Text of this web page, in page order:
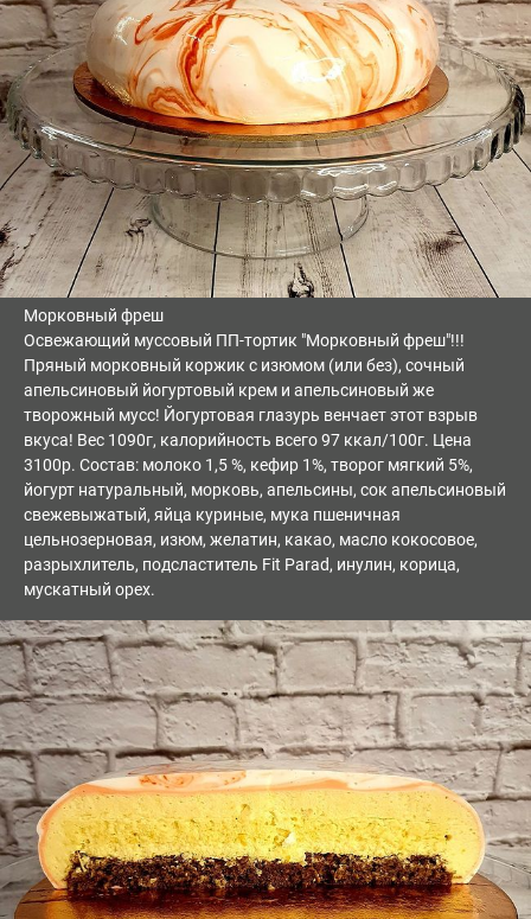
Морковный фреш
Освежающий муссовый ПП-тортик "Морковный фреш"!!!
Пряный морковный коржик с изюмом (или без), сочный
апельсиновый йогуртовый крем и апельсиновый же
творожный мусс! Йогуртовая глазурь венчает этот взрыв
вкуса! Вес 1090г, калорийность всего 97 ккал/100г. Цена
3100р. Состав: молоко 1,5 %, кефир 1%, творог мягкий 5%,
йогурт натуральный, морковь, апельсины, сок апельсиновый
свежевыжатый, яйца куриные, мука пшеничная
цельнозерновая, изюм, желатин, какао, масло кокосовое,
разрыхлитель, подсластитель Fit Parad, инулин, корица,
мускатный орех.